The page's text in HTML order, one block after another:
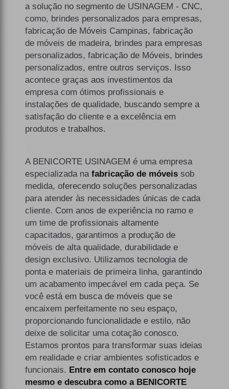
a solução no segmento de USINAGEM - CNC,
como, brindes personalizados para empresas,
fabricação de Móveis Campinas, fabricação
de móveis de madeira, brindes para empresas
personalizados, fabricação de Móveis, brindes
personalizados, entre outros serviços. Isso
acontece graças aos investimentos da
empresa com ótimos profissionais e
instalações de qualidade, buscando sempre a
satisfação do cliente e a excelência em
produtos e trabalhos.
A BENICORTE USINAGEM é uma empresa
especializada nafabricação de móveis sob
medida, oferecendo soluções personalizadas
para atender às necessidades únicas de cada
cliente. Com anos de experiência no ramo e
um time de profissionais altamente
capacitados, garantimos a produção de
móveis de alta qualidade, durabilidade e
design exclusivo. Utilizamos tecnologia de
ponta e materiais de primeira linha, garantindo
um acabamento impecável em cada peça. Se
você está em busca de móveis que se
encaixem perfeitamente no seu espaço,
proporcionando funcionalidade e estilo, não
deixe de solicitar uma cotação conosco.
Estamos prontos para transformar suas ideias
em realidade e criar ambientes sofisticados e
funcionais. Entre em contato conosco hoje
mesmo e descubra como a BENICORTE